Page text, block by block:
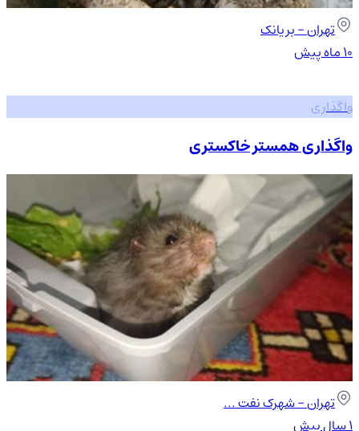
تهران- بریانک
۱۰ ماه پیش
واگذاری
واگذاری همستر خاکستری
تهران- شهرک نفت ...
۱ سال پیش